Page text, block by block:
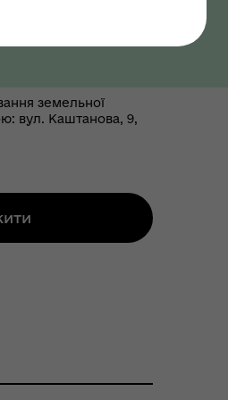
земельної
вул. Каштанова, 9,